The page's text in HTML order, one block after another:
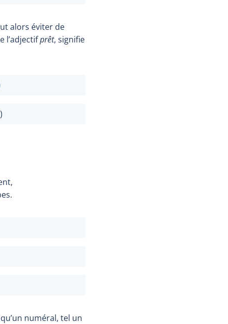
alors éviter de
l’adjectifprêt, signifie
numéral, tel un